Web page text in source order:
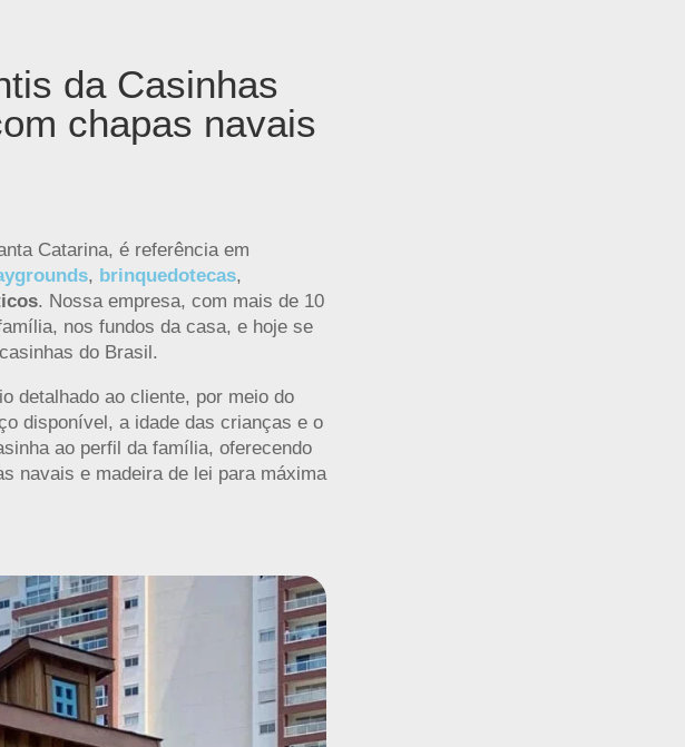
da Casinhas
chapas navais
Catarina, é referência em
, brinquedotecas,
. Nossa empresa, com mais de 10
nos fundos da casa, e hoje se
do Brasil.
detalhado ao cliente, por meio do
disponível, a idade das crianças e o
ao perfil da família, oferecendo
navais e madeira de lei para máxima